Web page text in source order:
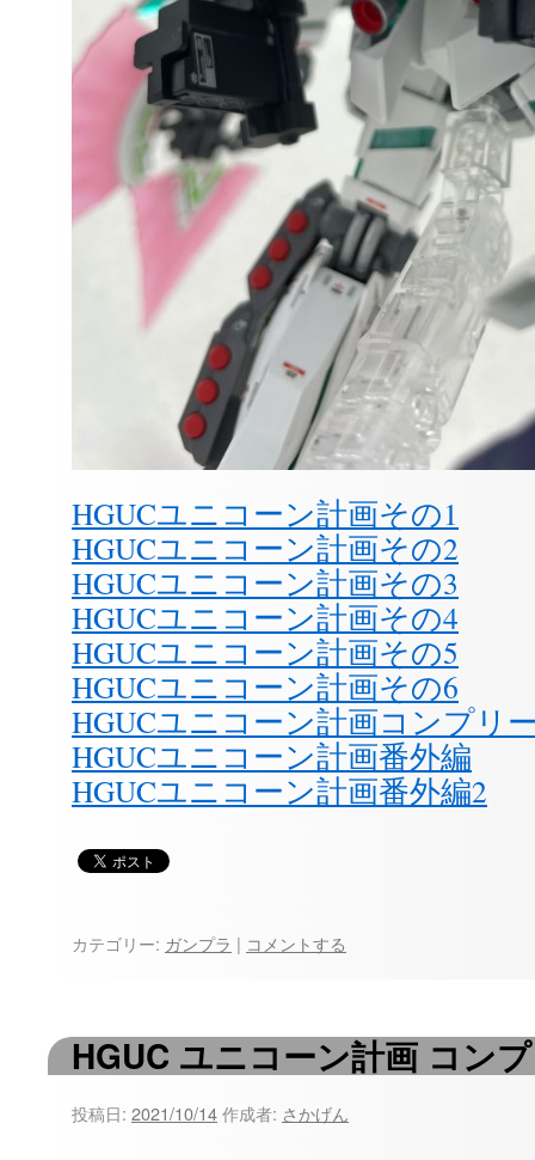
HGUCユニコーン計画その1
HGUCユニコーン計画その2
HGUCユニコーン計画その3
HGUCユニコーン計画その4
HGUCユニコーン計画その5
HGUCユニコーン計画その6
HGUCユニコーン計画コンプリ
HGUCユニコーン計画番外編
HGUCユニコーン計画番外編2
カテゴリー: ガンプラ | コメントする
HGUC ユニコーン計画 コン
投稿日: 2021/10/14作成者: さかげん